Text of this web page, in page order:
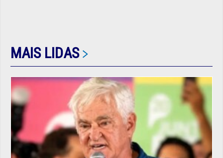
MAIS LIDAS